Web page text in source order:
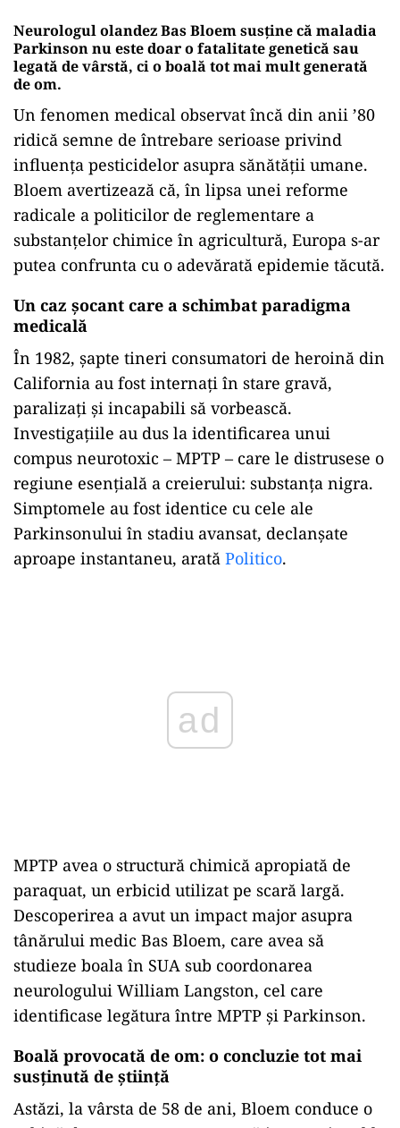
Neurologul olandez Bas Bloem susține că maladia
Parkinson nu este doar o fatalitate genetică sau
legată de vârstă, ci o boală tot mai mult generată
de om.
Un fenomen medical observat încă din anii ’80
ridică semne de întrebare serioase privind
influența pesticidelor asupra sănătății umane.
Bloem avertizează că, în lipsa unei reforme
radicale a politicilor de reglementare a
substanțelor chimice în agricultură, Europa s-ar
putea confrunta cu o adevărată epidemie tăcută.
Un caz șocant care a schimbat paradigma
medicală
În 1982, șapte tineri consumatori de heroină din
California au fost internați în stare gravă,
paralizați și incapabili să vorbească.
Investigațiile au dus la identificarea unui
compus neurotoxic – MPTP – care le distrusese o
regiune esențială a creierului: substanța nigra.
Simptomele au fost identice cu cele ale
Parkinsonului în stadiu avansat, declanșate
aproape instantaneu, arată Politico.
MPTP avea o structură chimică apropiată de
paraquat, un erbicid utilizat pe scară largă.
Descoperirea a avut un impact major asupra
tânărului medic Bas Bloem, care avea să
studieze boala în SUA sub coordonarea
neurologului William Langston, cel care
identificase legătura între MPTP și Parkinson.
Boală provocată de om: o concluzie tot mai
susținută de știință
Astăzi, la vârsta de 58 de ani, Bloem conduce o